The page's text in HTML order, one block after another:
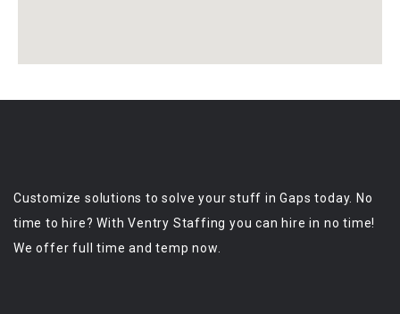
Customize solutions to solve your stuff in Gaps today. No
time to hire? With Ventry Staffing you can hire in no time!
We offer full time and temp now.